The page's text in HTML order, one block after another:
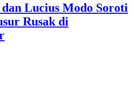
Lucius Modo Soroti
Rusak di